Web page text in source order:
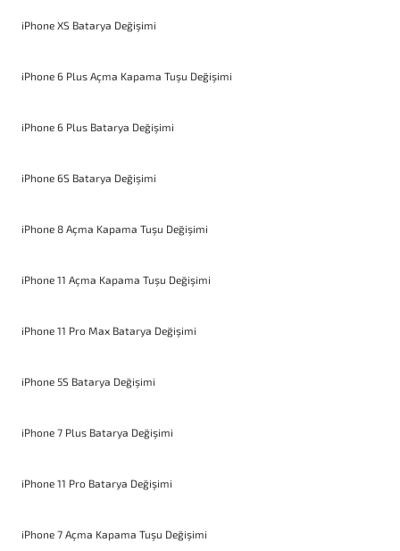
iPhone XS Batarya Değişimi
iPhone 6 Plus Açma Kapama Tuşu Değişimi
iPhone 6 Plus Batarya Değişimi
iPhone 6S Batarya Değişimi
iPhone 8 Açma Kapama Tuşu Değişimi
iPhone 11 Açma Kapama Tuşu Değişimi
iPhone 11 Pro Max Batarya Değişimi
iPhone 5S Batarya Değişimi
iPhone 7 Plus Batarya Değişimi
iPhone 11 Pro Batarya Değişimi
iPhone 7 Açma Kapama Tuşu Değişimi